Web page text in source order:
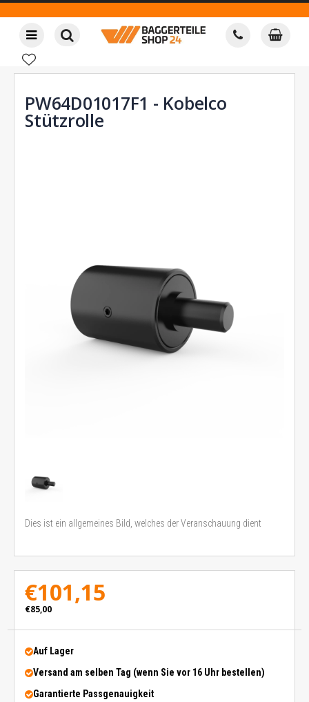
PW64D01017F1 - Kobelco
Stützrolle
Dies ist ein allgemeines Bild, welches der Veranschauung dient
€101,15
€85,00
Auf Lager
Versand am selben Tag (wenn Sie vor 16 Uhr bestellen)
Garantierte Passgenauigkeit